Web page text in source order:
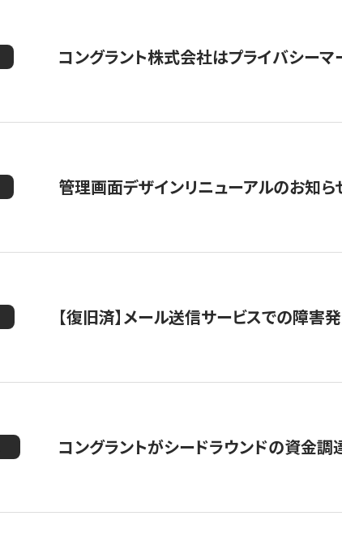
コングラント株式会社はプライバシー
管理画面デザインリニューアルのお知ら
【復旧済】メール送信サービスでの障害
コングラントがシードラウンドの資金